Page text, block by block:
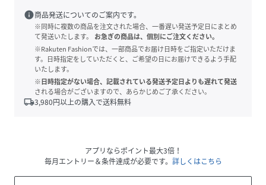
info商品発送についてのご案内です。
※同時に複数の商品を注文された場合、一番遅い発送予定日にまとめ
て発送いたします。
お急ぎの商品は、個別にご注文ください。
※Rakuten Fashionでは、一部商品でお届け日時をご指定いただけま
す。日時指定をしていただくと、ご希望の日にお届けできるよう手配
いたします。
※日時指定がない場合、記載されている発送予定日よりも遅れて発送
される場合がございますので、あらかじめご了承ください。
local_shipping3,980円以上の購入で送料無料
アプリならポイント最大3倍！
毎月エントリー＆条件達成が必要です。 詳しくはこちら